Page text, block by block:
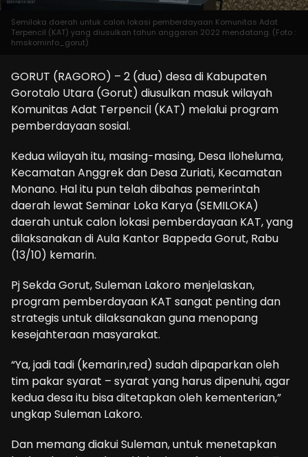
Semiloka daerah untuk calon lokasi pemberdayaan Komunitas Adat
Terpencil (KAT) yang diusulkan tahun anggaran 2022 mendatang. (Foto :
hmskominfo_gorut)
GORUT (RAGORO) – 2 (dua) desa di Kabupaten
Gorotalo Utara (Gorut) diusulkan masuk wilayah
Komunitas Adat Terpencil (KAT) melalui program
pemberdayaan sosial.
Kedua wilayah itu, masing-masing, Desa Iloheluma,
Kecamatan Anggrek dan Desa Zuriati, Kecamatan
Monano. Hal itu pun telah dibahas pemerintah
daerah lewat Seminar Loka Karya (SEMILOKA)
daerah untuk calon lokasi pemberdayaan KAT, yang
dilaksanakan di Aula Kantor Bappeda Gorut, Rabu
(13/10) kemarin.
Pj Sekda Gorut, Suleman Lakoro menjelaskan,
program pemberdayaan KAT sangat penting dan
strategis untuk dilaksanakan guna menopang
kesejahteraan masyarakat.
“Ya, jadi tadi (kemarin,red) sudah dipaparkan oleh
tim pakar syarat – syarat yang harus dipenuhi, agar
kedua desa itu bisa ditetapkan oleh kementerian,”
ungkap Suleman Lakoro.
Dan memang diakui Suleman, untuk menetapkan